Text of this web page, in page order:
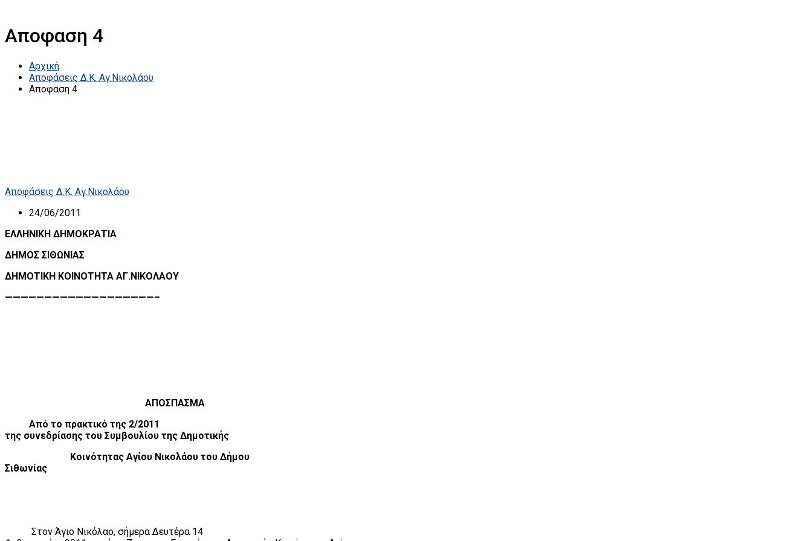
Αποφαση 4
Αρχική
Αποφάσεις Δ.Κ. Αγ.Νικολάου
Αποφαση 4
Αποφάσεις Δ.Κ. Αγ.Νικολάου
24/06/2011
ΕΛΛΗΝΙΚΗ ΔΗΜΟΚΡΑΤΙΑ
ΔΗΜΟΣ ΣΙΘΩΝΙΑΣ
ΔΗΜΟΤΙΚΗ ΚΟΙΝΟΤΗΤΑ ΑΓ.ΝΙΚΟΛΑΟΥ
———————————————————–
ΑΠΟΣΠΑΣΜΑ
Από το πρακτικό της 2/2011
της συνεδρίασης του Συμβουλίου της Δημοτικής
Κοινότητας Αγίου Νικολάου του Δήμου
Σιθωνίας
Στον Άγιο Νικόλαο, σήμερα Δευτέρα 14